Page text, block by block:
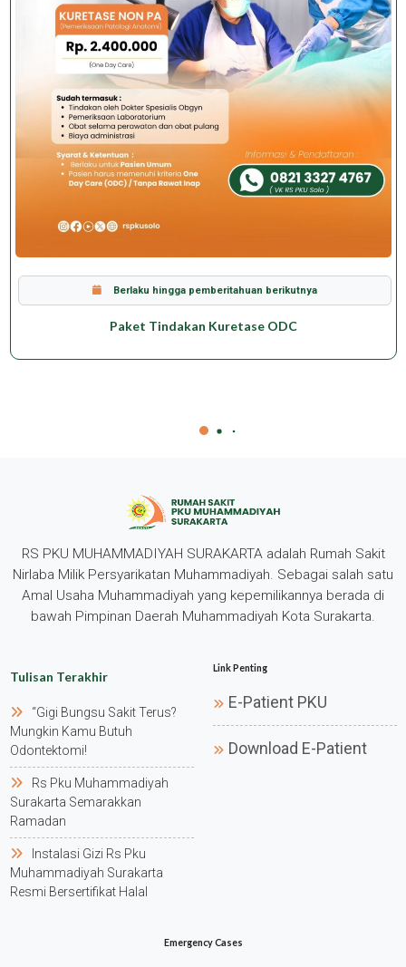
Berlaku hingga pemberitahuan berikutnya
Paket Tindakan Kuretase ODC
RS PKU MUHAMMADIYAH SURAKARTA adalah Rumah Sakit
Nirlaba Milik Persyarikatan Muhammadiyah. Sebagai salah satu
Amal Usaha Muhammadiyah yang kepemilikannya berada di
bawah Pimpinan Daerah Muhammadiyah Kota Surakarta.
Tulisan Terakhir
“gigi Bungsu Sakit Terus?
Mungkin Kamu Butuh
Odontektomi!
Rs Pku Muhammadiyah
Surakarta Semarakkan
Ramadan
Instalasi Gizi Rs Pku
Muhammadiyah Surakarta
Resmi Bersertifikat Halal
Link Penting
E-Patient PKU
Download E-Patient
Emergency Cases